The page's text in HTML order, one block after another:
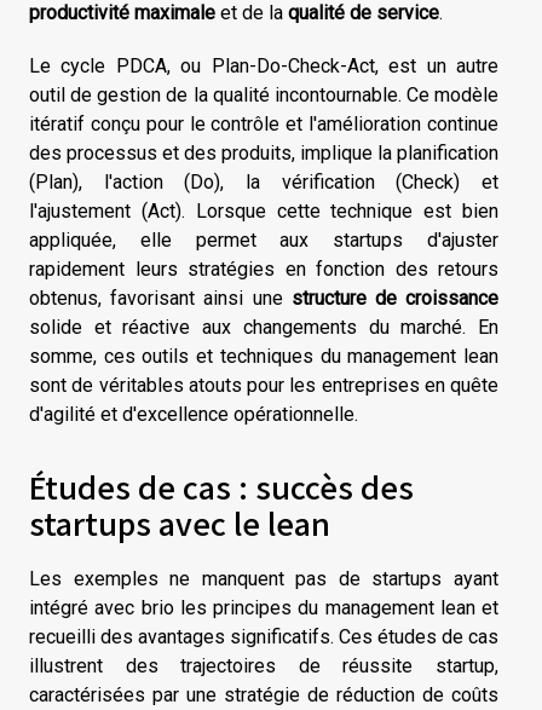
productivité maximale et de la qualité de service.
Le cycle PDCA, ou Plan-Do-Check-Act, est un autre
outil de gestion de la qualité incontournable. Ce modèle
itératif conçu pour le contrôle et l'amélioration continue
des processus et des produits, implique la planification
(Plan), l'action (Do), la vérification (Check) et
l'ajustement (Act). Lorsque cette technique est bien
appliquée, elle permet aux startups d'ajuster
rapidement leurs stratégies en fonction des retours
obtenus, favorisant ainsi une structure de croissance
solide et réactive aux changements du marché. En
somme, ces outils et techniques du management lean
sont de véritables atouts pour les entreprises en quête
d'agilité et d'excellence opérationnelle.
Études de cas : succès des
startups avec le lean
Les exemples ne manquent pas de startups ayant
intégré avec brio les principes du management lean et
recueilli des avantages significatifs. Ces études de cas
illustrent des trajectoires de réussite startup,
caractérisées par une stratégie de réduction de coûts